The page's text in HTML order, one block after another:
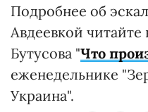
Подробнее об
Авдеевкой
Бутусова "Что
еженедельнике
Украина".